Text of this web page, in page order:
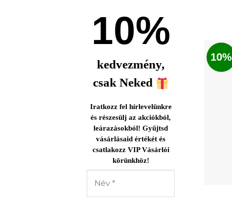
10%
kedvezmény,
csak Neked
Iratkozz fel hírlevelünkre
és részesülj az akciókból,
leárazásokból! Gyűjtsd
vásárlásaid értékét és
csatlakozz VIP Vásárlói
körünkhöz!
10%